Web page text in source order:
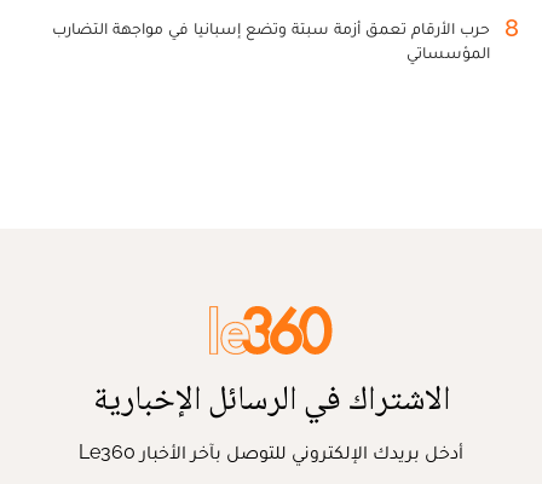
8
حرب الأرقام تعمق أزمة سبتة وتضع إسبانيا في مواجهة التضارب
المؤسساتي
الاشتراك في الرسائل الإخبارية
أدخل بريدك الإلكتروني للتوصل بآخر الأخبار Le360